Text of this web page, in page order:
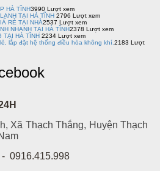
HÀ TĨNH3990 Lượt xem
TẠI HÀ TĨNH 2796 Lượt xem
RẺ TẠI NHÀ2537 Lượt xem
NHANH TẠI HÀ TĨNH2378 Lượt xem
TẠI HÀ TĨNH 2234 Lượt xem
lắp đặt hệ thống điều hòa không khí. 2183 Lượt
Xã Thạch Thắng, Huyện Thạch
0916.415.998